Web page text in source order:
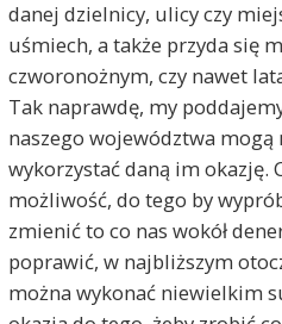
danej dzielnicy, ulicy czy
uśmiech, a także przyda się
czworonożnym, czy nawet
Tak naprawdę, my
naszego województwa mogą
wykorzystać daną im okazję.
możliwość, do tego by
zmienić to co nas wokół
poprawić, w najbliższym
można wykonać niewielkim